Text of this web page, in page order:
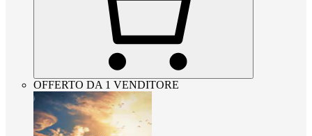
OFFERTO DA 1 VENDITORE